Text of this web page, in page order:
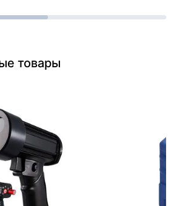
товары